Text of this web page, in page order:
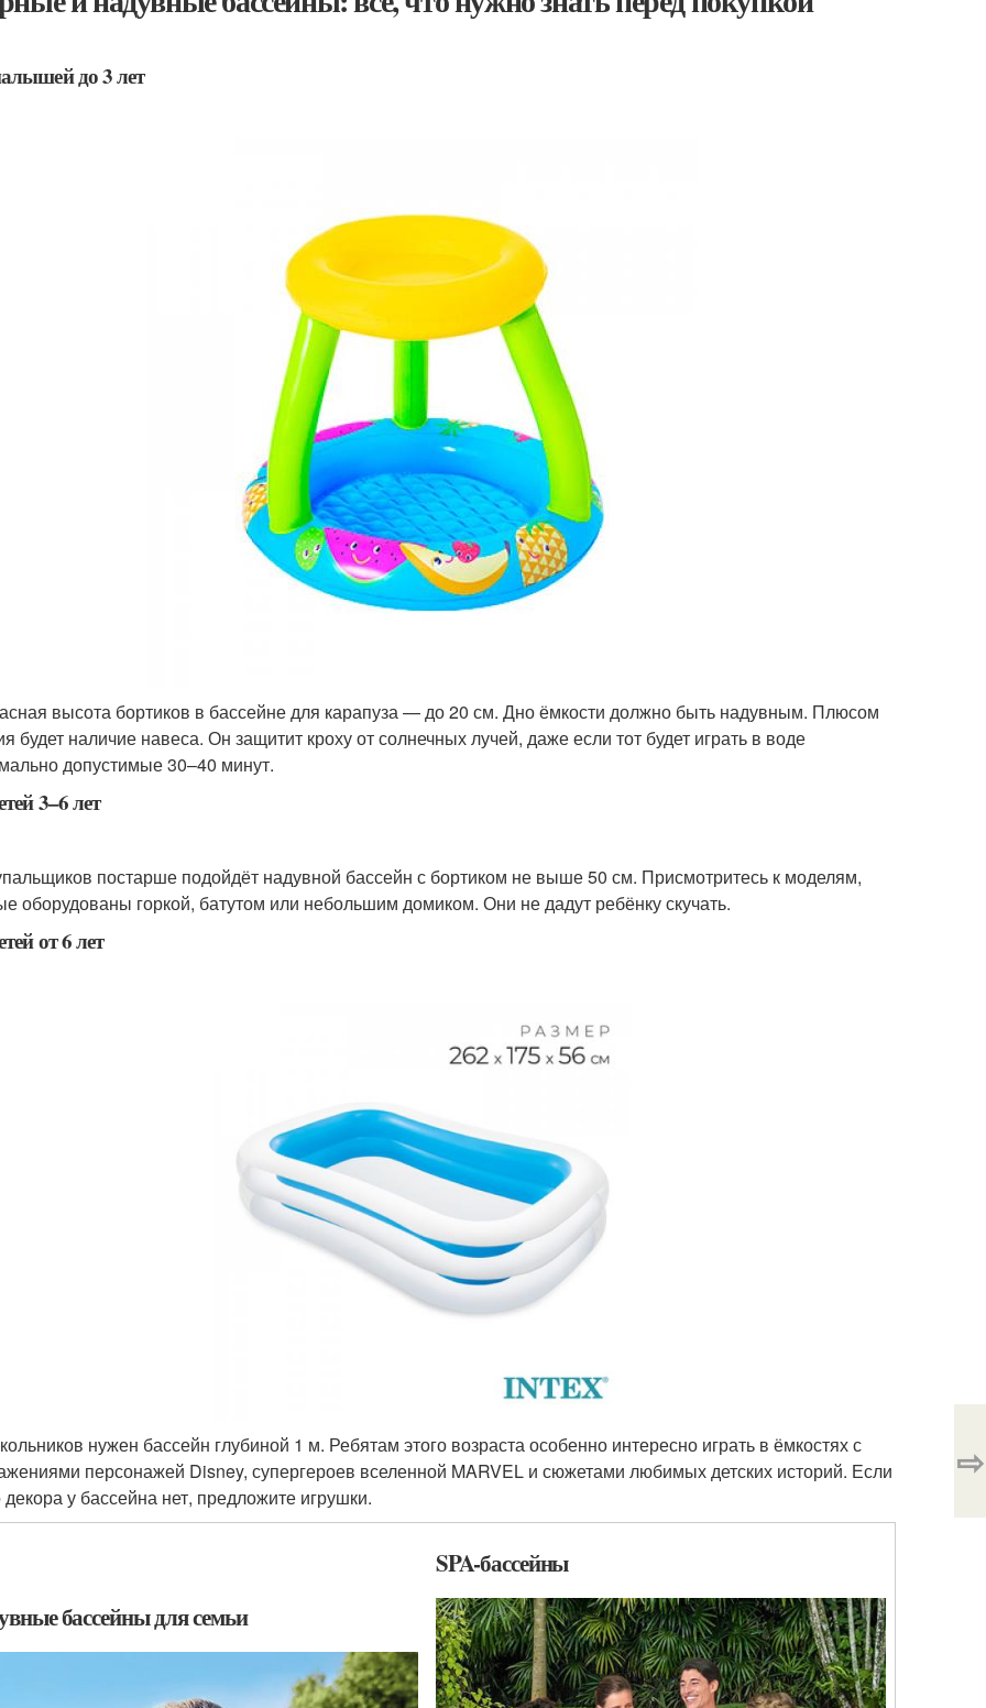
до 3 лет
высота бортиков в бассейне для карапуза — до 20 см. Дно ёмкости должно быть надувным. Плюсом
будет наличие навеса. Он защитит кроху от солнечных лучей, даже если тот будет играть в воде
допустимые 30–40 минут.
3–6 лет
постарше подойдёт надувной бассейн с бортиком не выше 50 см. Присмотритесь к моделям,
оборудованы горкой, батутом или небольшим домиком. Они не дадут ребёнку скучать.
от 6 лет
нужен бассейн глубиной 1 м. Ребятам этого возраста особенно интересно играть в ёмкостях с
персонажей Disney, супергероев вселенной MARVEL и сюжетами любимых детских историй. Если
декора у бассейна нет, предложите игрушки.
бассейны для семьи
SPA-бассейны
⇨